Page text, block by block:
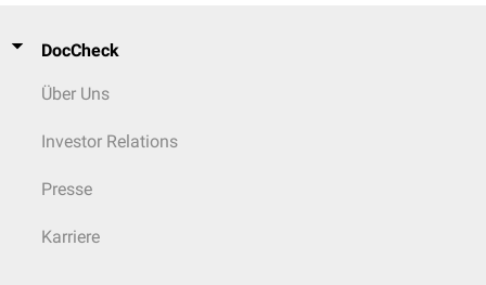
DocCheck
Über Uns
Investor Relations
Presse
Karriere